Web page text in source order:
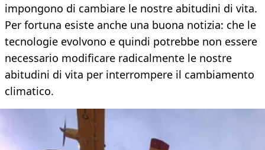
impongono di cambiare le nostre abitudini di vita.
Per fortuna esiste anche una buona notizia: che le
tecnologie evolvono e quindi potrebbe non essere
necessario modificare radicalmente le nostre
abitudini di vita per interrompere il cambiamento
climatico.